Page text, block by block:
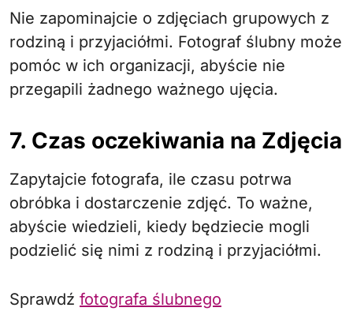
Nie zapominajcie o zdjęciach grupowych z
rodziną i przyjaciółmi. Fotograf ślubny może
pomóc w ich organizacji, abyście nie
przegapili żadnego ważnego ujęcia.
7. Czas oczekiwania na Zdjęcia
Zapytajcie fotografa, ile czasu potrwa
obróbka i dostarczenie zdjęć. To ważne,
abyście wiedzieli, kiedy będziecie mogli
podzielić się nimi z rodziną i przyjaciółmi.
Sprawdź fotografa ślubnego